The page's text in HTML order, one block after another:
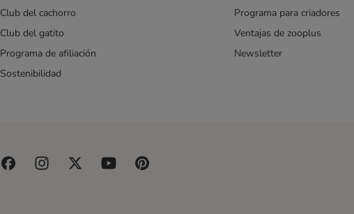
Club del cachorro
Club del gatito
Programa de afiliación
Sostenibilidad
Programa para criadores
Ventajas de zooplus
Newsletter